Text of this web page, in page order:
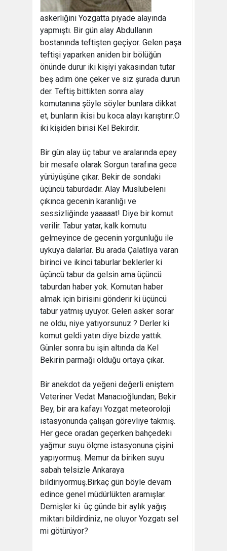
askerliğini Yozgatta piyade alayında
yapmıştı. Bir gün alay Abdullanın
bostanında teftişten geçiyor. Gelen paşa
teftişi yaparken aniden bir bölüğün
önünde durur iki kişiyi yakasından tutar
beş adım öne çeker ve siz şurada durun
der. Teftiş bittikten sonra alay
komutanına şöyle söyler bunlara dikkat
et, bunların ikisi bu koca alayı karıştırır.O
iki kişiden birisi Kel Bekirdir.
Bir gün alay üç tabur ve aralarında epey
bir mesafe olarak Sorgun tarafına gece
yürüyüşüne çıkar. Bekir de sondaki
üçüncü taburdadır. Alay Muslubeleni
çıkınca gecenin karanlığı ve
sessizliğinde yaaaaat! Diye bir komut
verilir. Tabur yatar, kalk komutu
gelmeyince de gecenin yorgunluğu ile
uykuya dalarlar. Bu arada Çalatlıya varan
birinci ve ikinci taburlar beklerler ki
üçüncü tabur da gelsin ama üçüncü
taburdan haber yok. Komutan haber
almak için birisini gönderir ki üçüncü
tabur yatmış uyuyor. Gelen asker sorar
ne oldu, niye yatıyorsunuz ? Derler ki
komut geldi yatın diye bizde yattık.
Günler sonra bu işin altında da Kel
Bekirin parmağı olduğu ortaya çıkar.
Bir anekdot da yeğeni değerli eniştem
Veteriner Vedat Manacıoğlundan; Bekir
Bey, bir ara kafayı Yozgat meteoroloji
istasyonunda çalışan görevliye takmış.
Her gece oradan geçerken bahçedeki
yağmur suyu ölçme istasyonuna çişini
yapıyormuş. Memur da biriken suyu
sabah telsizle Ankaraya
bildiriyormuş.Birkaç gün böyle devam
edince genel müdürlükten aramışlar.
Demişler ki  üç günde bir aylık yağış
miktarı bildirdiniz, ne oluyor Yozgatı sel
mi götürüyor?